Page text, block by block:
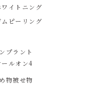
ワイトニング
ムピーリング
プラント
ールオン4
物被せ物